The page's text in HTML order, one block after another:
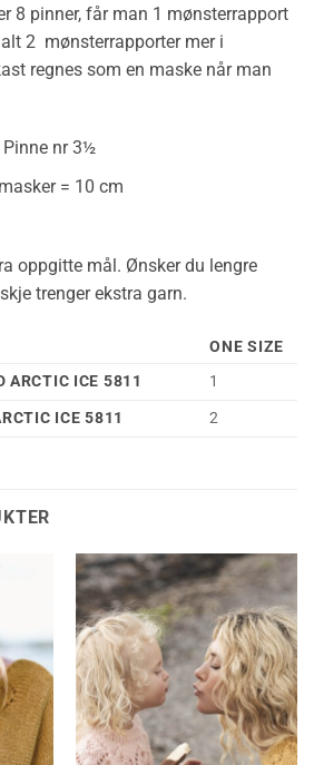
8 pinner, får man 1 mønsterrapport
2 mønsterrapporter mer i
regnes som en maske når man
Pinne nr 3½
= 10 cm
oppgitte mål. Ønsker du lengre
trenger ekstra garn.
ONE SIZE
ARCTIC ICE 5811
1
ICE 5811
2